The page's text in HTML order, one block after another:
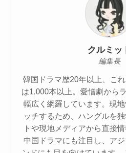
クルミッ
編集長
韓国ドラマ歴20年以上、こ
は1,000本以上。愛憎劇から
幅広く網羅しています。現
ッチするため、ハングルを
トや現地メディアから直接
中国ドラマにも注目し、ア